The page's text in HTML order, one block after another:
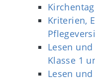
Kriterien,
Lesen
Klasse 1
Lesen